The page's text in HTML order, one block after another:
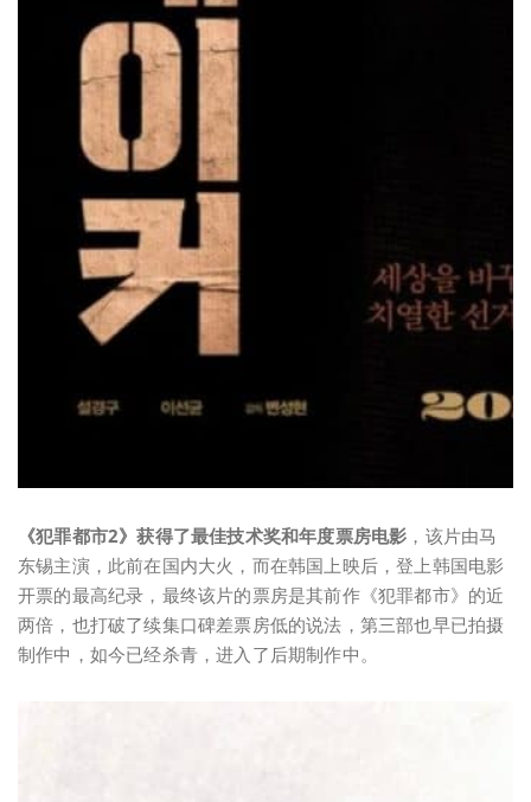
《犯罪都市2》获得了最佳技术奖和年度票房电影 ，该片由马
东锡主演，此前在国内大火，而在韩国上映后，登上韩国电影
开票的最高纪录，最终该片的票房是其前作《犯罪都市》的近
两倍，也打破了续集口碑差票房低的说法，第三部也早已拍摄
制作中，如今已经杀青，进入了后期制作中。